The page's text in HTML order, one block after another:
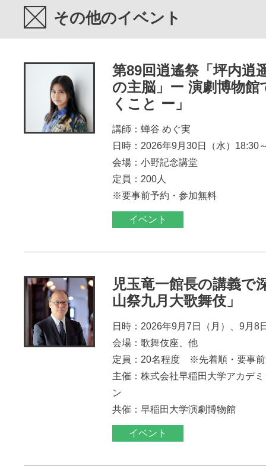
その他のイベント
第89回逍遙祭「坪内逍
の主脳」ー 演劇博物館
くこと ー」
講師：蝉谷 めぐ実
日時：2026年9月30日（水）18:30
会場：小野記念講堂
定員：200人
※要事前予約・参加無料
イベント
児玉竜一館長の講義で
山祭九月大歌舞伎」
日時：2026年9月7日（月）、9月8
会場：歌舞伎座、他
定員：20名程度 ※先着順・要事前
主催：株式会社早稲田大学アカデ
ン
共催：早稲田大学演劇博物館
イベント